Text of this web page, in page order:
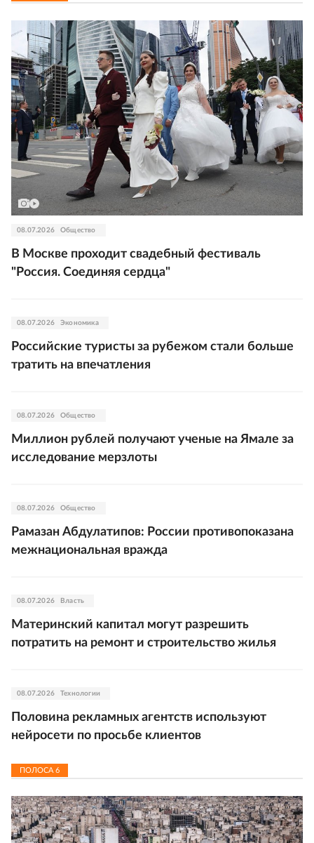
08.07.2026 Общество
В Москве проходит свадебный фестиваль
"Россия. Соединяя сердца"
08.07.2026 Экономика
Российские туристы за рубежом стали больше
тратить на впечатления
08.07.2026 Общество
Миллион рублей получают ученые на Ямале за
исследование мерзлоты
08.07.2026 Общество
Рамазан Абдулатипов: России противопоказана
межнациональная вражда
08.07.2026 Власть
Материнский капитал могут разрешить
потратить на ремонт и строительство жилья
08.07.2026 Технологии
Половина рекламных агентств используют
нейросети по просьбе клиентов
ПОЛОСА 6